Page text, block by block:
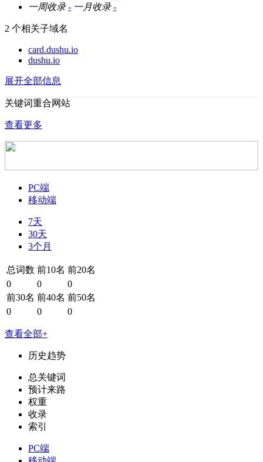
一周收录 - 一月收录 -
2 个相关子域名
card.dushu.io
dushu.io
展开全部信息
关键词重合网站
查看更多
PC端
移动端
7天
30天
3个月
总词数 前10名 前20名
0
0
0
前30名 前40名 前50名
0
0 0
查看全部+
历史趋势
总关键词
预计来路
权重
收录
索引
PC端